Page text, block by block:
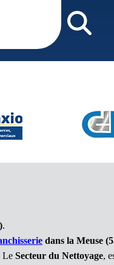
.
dans la Meuse
Le Secteur du Nettoyage,